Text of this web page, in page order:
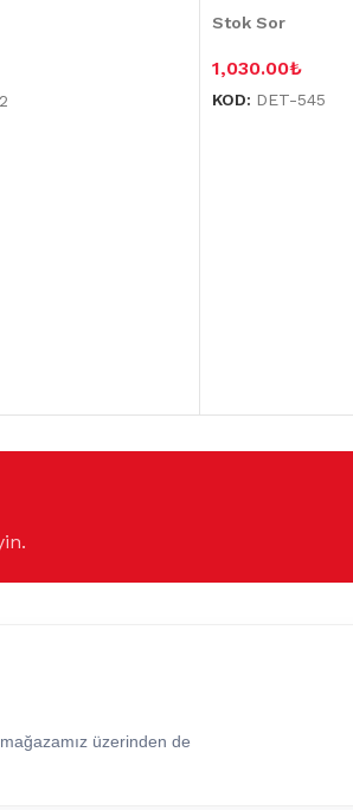
Stok Sor
1,030.00₺
KOD: DET-545
üzerinden de